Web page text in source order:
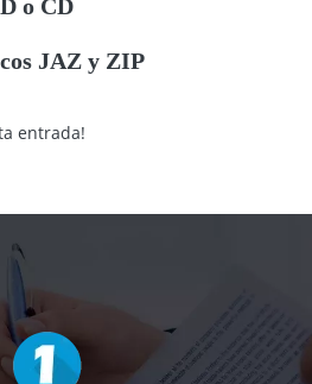
o CD
JAZ y ZIP
entrada!